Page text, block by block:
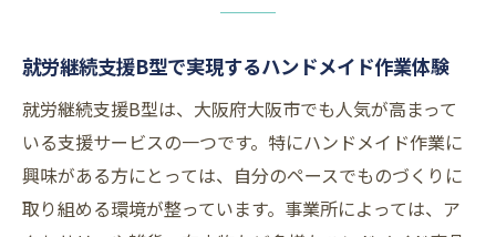
就労継続支援B型で自分らしくものづくりを
楽しむ方法
就労継続支援B型事業所一覧からハンドメイ
ド対応を探すコツ
大阪市で自分に合う就労継続支援B型の見極
就労継続支援B型で実現するハンドメイド作業体験
就労継続支援B型は、大阪府大阪市でも人気が高まって
いる支援サービスの一つです。特にハンドメイド作業に
興味がある方にとっては、自分のペースでものづくりに
取り組める環境が整っています。事業所によっては、ア